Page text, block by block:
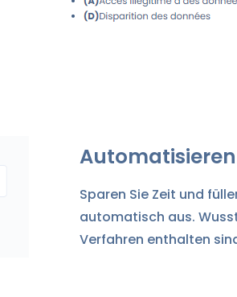
Automatisieren
Sparen Sie Zeit und
automatisch aus.
Verfahren enthalten